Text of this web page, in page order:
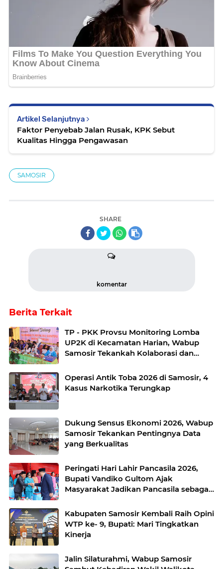
Artikel Selanjutnya
Faktor Penyebab Jalan Rusak, KPK Sebut
Kualitas Hingga Pengawasan
SAMOSIR
SHARE
komentar
Berita Terkait
TP - PKK Provsu Monitoring Lomba
UP2K di Kecamatan Harian, Wabup
Samosir Tekankah Kolaborasi dan
Produk Unggulan UP2K PKK
Operasi Antik Toba 2026 di Samosir, 4
Kasus Narkotika Terungkap
Dukung Sensus Ekonomi 2026, Wabup
Samosir Tekankan Pentingnya Data
yang Berkualitas
Peringati Hari Lahir Pancasila 2026,
Bupati Vandiko Gultom Ajak
Masyarakat Jadikan Pancasila sebagai
Kabupaten Samosir Kembali Raih Opini
WTP ke- 9, Bupati: Mari Tingkatkan
Kinerja
Jalin Silaturahmi, Wabup Samosir